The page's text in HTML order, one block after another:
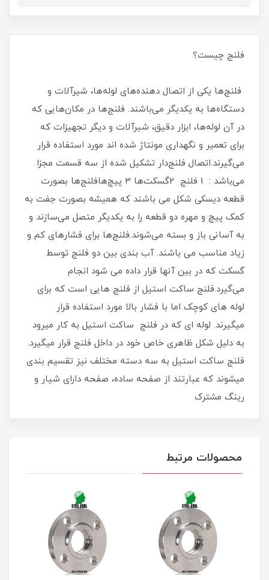
فلنج چیست؟
فلنج‌ها یکی از اتصال دهنده‌های لوله‌ها، شیرآلات و
دستگاه‌ها به یکدیگر می‌باشند. فلنج‌ها در مکان‌هایی که
در آن لوله‌ها، ابزار دقیق، شیرآلات و دیگر تجهیزات که
برای تعمیر و نگهداری مونتاژ شده اند مورد استفاده قرار
می‌گیرند.اتصال فلنج‌دار تشکیل شده از سه قسمت مجزا
می‌باشد : 1 فلنج 2گسکت‌ها 3 پیچ‌هافلنج‌ها بصورت
قطعه دیسکی شکل می باشند که همیشه بصورت جفت به
کمک پیچ و مهره دو قطعه را به یکدیگر متصل می‌سازند و
به آسانی باز و بسته می‌شوند.فلنج‌ها ‌برای فشارهای کم و
زیاد مناسب می باشند. آب بندی بین دو فلنج توسط
گسکت که در بین آنها قرار داده می شود انجام
می‌گیرد.فلنج ساکت استیل از فلنج هایی است که برای
لوله های کوچک اما با فشار بالا مورد استفاده قرار
میگیرند. لوله ای که در فلنج ساکت استیل به کار میرود
به دلیل شکل ظاهری خاص خود در داخل فلنج قرار میگیرد.
فلنج ساکت استیل به سه دسته مختلف نیز تقسیم بندی
میشوند که عبارتند از صفحه ساده، صفحه دارای شیار و
رینگ مشترک
محصولات مرتبط